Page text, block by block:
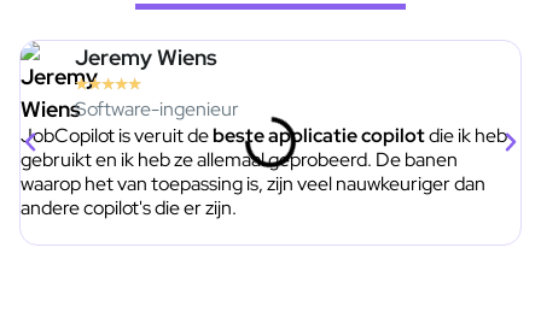
Jeremy Wiens
★★★★★
Software-ingenieur
JobCopilot is veruit debeste applicatie copilotdie ik heb
gebruikt en ik heb ze allemaal geprobeerd. De banen
waarop het van toepassing is, zijn veel nauwkeuriger dan
andere copilot's die er zijn.